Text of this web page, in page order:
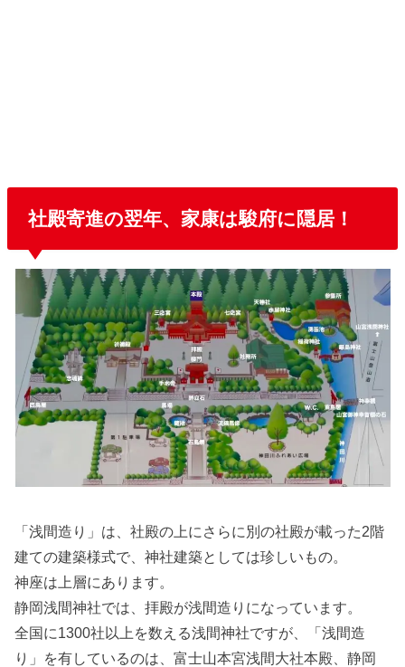
社殿寄進の翌年、家康は駿府に隠居！
「浅間造り」は、社殿の上にさらに別の社殿が載った2階
建ての建築様式で、神社建築としては珍しいもの。
神座は上層にあります。
静岡浅間神社では、拝殿が浅間造りになっています。
全国に1300社以上を数える浅間神社ですが、「浅間造
り」を有しているのは、富士山本宮浅間大社本殿、静岡